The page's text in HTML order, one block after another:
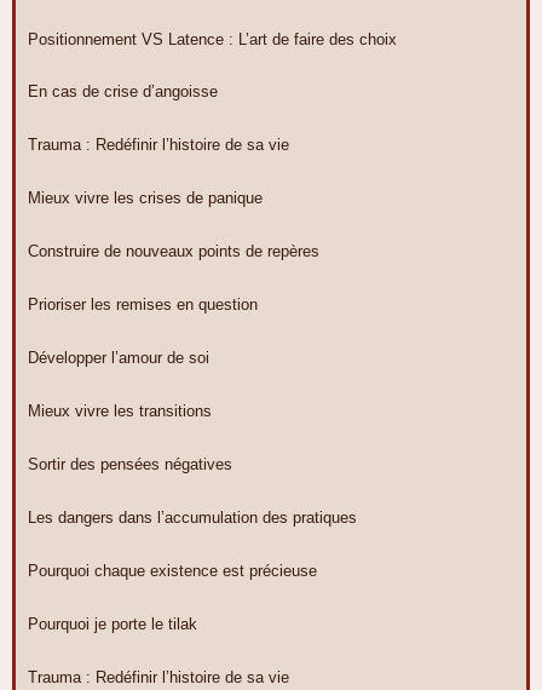
Positionnement VS Latence : L’art de faire des choix
En cas de crise d’angoisse
Trauma : Redéfinir l’histoire de sa vie
Mieux vivre les crises de panique
Construire de nouveaux points de repères
Prioriser les remises en question
Développer l’amour de soi
Mieux vivre les transitions
Sortir des pensées négatives
Les dangers dans l’accumulation des pratiques
Pourquoi chaque existence est précieuse
Pourquoi je porte le tilak
Trauma : Redéfinir l’histoire de sa vie